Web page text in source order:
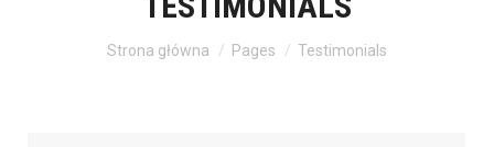
Jesteś tutaj:
Strona główna Pages Testimonials